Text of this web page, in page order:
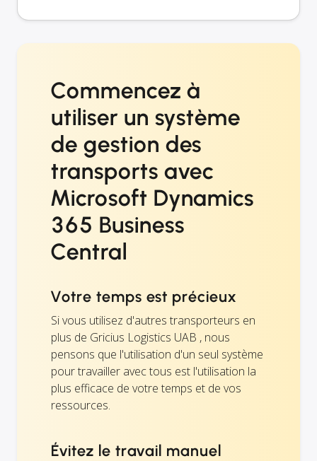
Commencez à
utiliser un système
de gestion des
transports avec
Microsoft Dynamics
365 Business
Central
Votre temps est précieux
Si vous utilisez d'autres transporteurs en
plus de Gricius Logistics UAB , nous
pensons que l'utilisation d'un seul système
pour travailler avec tous est l'utilisation la
plus efficace de votre temps et de vos
ressources.
Évitez le travail manuel